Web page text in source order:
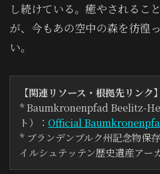
し続けている。癒やされるこ
が、今もあの空中の森を彷徨
い。
【関連リソース・根拠先リンク】
* Baumkronenpfad Beelitz-
ト）： Official
* ブランデンブルク州記念物保
イルシュテッテン歴史遺産アー